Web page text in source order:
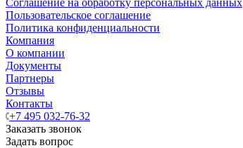
Соглашение на обработку персональных данных
Пользовательское соглашение
Политика конфиденциальности
Компания
О компании
Документы
Партнеры
Отзывы
Контакты
+7 495 032-76-32
Заказать звонок
Задать вопрос